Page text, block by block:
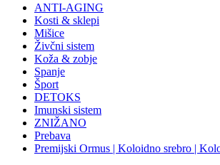
ANTI-AGING
Kosti & sklepi
Mišice
Živčni sistem
Koža & zobje
Spanje
Šport
DETOKS
Imunski sistem
ZNIŽANO
Prebava
Premijski Ormus | Koloidno srebro |